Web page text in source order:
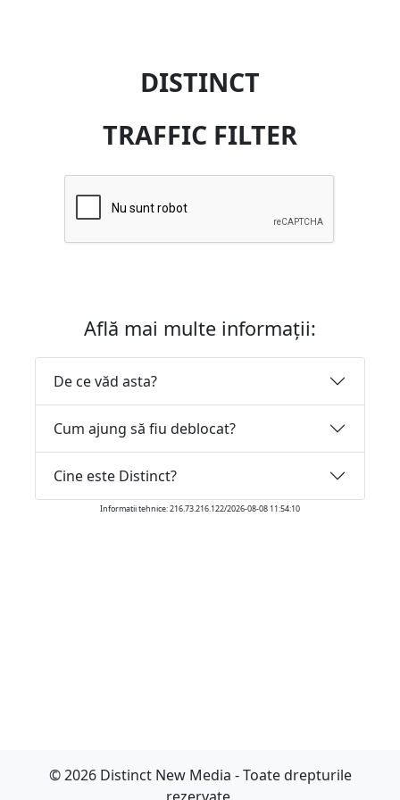
DISTINCT
TRAFFIC FILTER
Află mai multe informații:
De ce văd asta?
Cum ajung să fiu deblocat?
Cine este Distinct?
Informatii tehnice: 216.73.216.122/2026-08-08 11:54:10
© 2026 Distinct New Media - Toate drepturile